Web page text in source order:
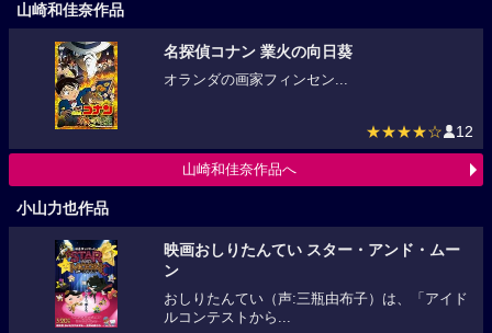
山崎和佳奈作品
名探偵コナン 業火の向日葵
オランダの画家フィンセン...
★★★★☆ 12
山崎和佳奈作品へ
小山力也作品
映画おしりたんてい スター・アンド・ムー
ン
おしりたんてい（声:三瓶由布子）は、「アイド
ルコンテストから...